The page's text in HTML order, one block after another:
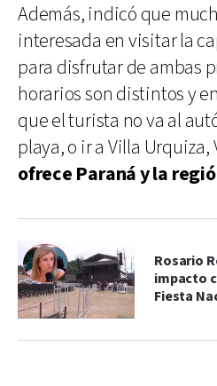
Además, indicó que
interesada en visitar la
para disfrutar de ambas
horarios son distintos y
que el turista no va al
playa, o ir a Villa Urquiza,
ofrece Paraná y la
Rosario
impacto
Fiesta